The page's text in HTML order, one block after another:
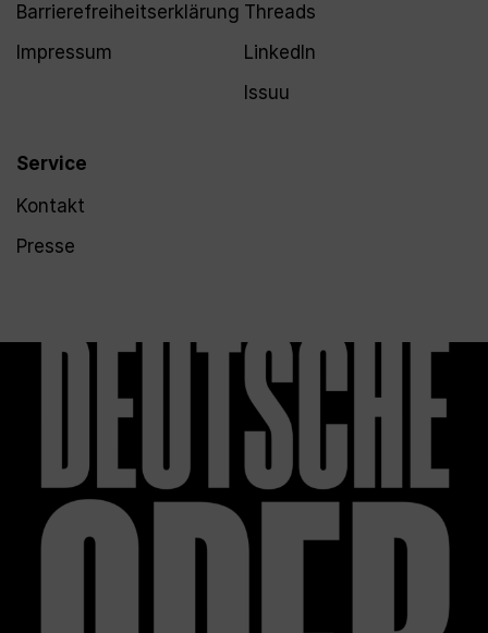
Barrierefreiheitserklärung
Impressum
Service
Kontakt
Presse
Threads
LinkedIn
Issuu